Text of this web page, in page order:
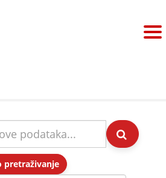
pretraživanje